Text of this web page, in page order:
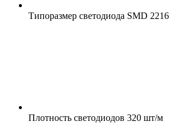
Типоразмер светодиода SMD 2216
Плотность светодиодов 320 шт/м